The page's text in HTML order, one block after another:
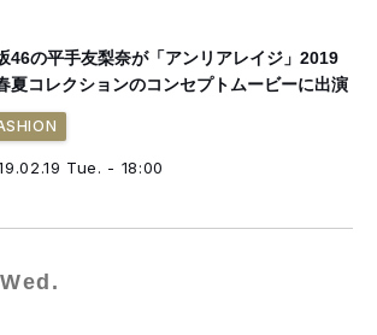
46の平手友梨奈が「アンリアレイジ」2019
夏コレクションのコンセプトムービーに出演
Tue. - 18:00